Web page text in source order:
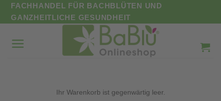
Zum
Inhalt
FACHHANDEL FÜR BACHBLÜTEN UND
GANZHEITLICHE GESUNDHEIT
Ihr Warenkorb ist gegenwärtig leer.